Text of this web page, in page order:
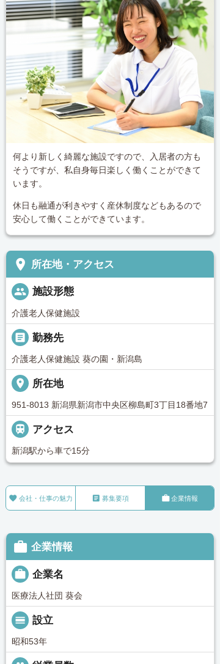
何より新しく綺麗な施設ですので、入居者の方も
そうですが、私自身毎日楽しく働くことができて
います。
休日も融通が利きやすく産休制度などもあるので
安心して働くことができています。
place 所在地・アクセス
people 施設形態
介護老人保健施設
_pin
勤務先
介護老人保健施設 葵の園・新潟島
place 所在地
951-8013 新潟県新潟市中央区柳島町3丁目18番地7
 アクセス
新潟駅から車で15分
 会社・仕事の魅力  募集要項 企業情報
 企業情報
 企業名
医療法人社団 葵会
calendar_view_day 設立
昭和53年